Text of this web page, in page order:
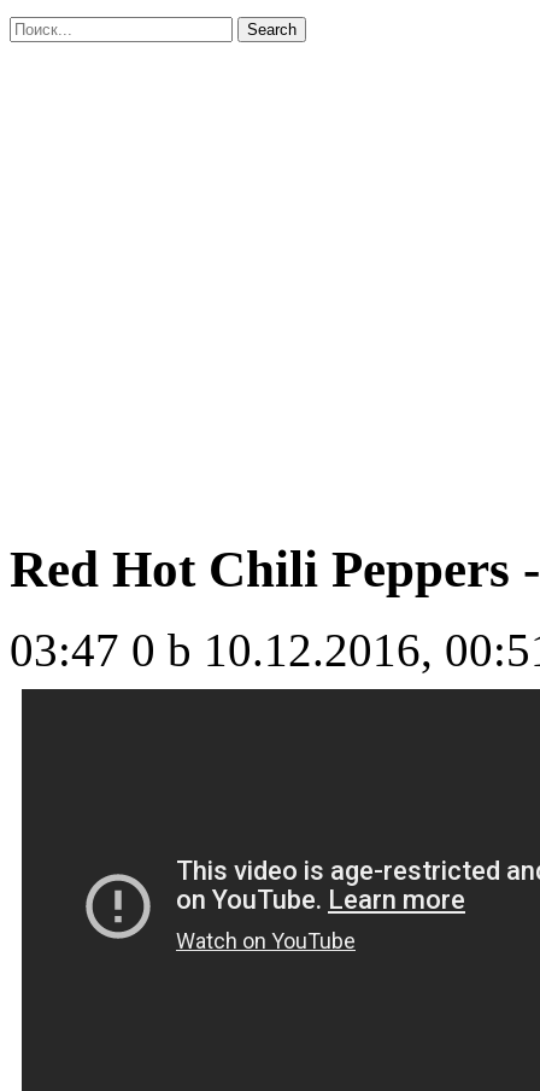
Red Hot Chili Peppers
03:47 0 b 10.12.2016,